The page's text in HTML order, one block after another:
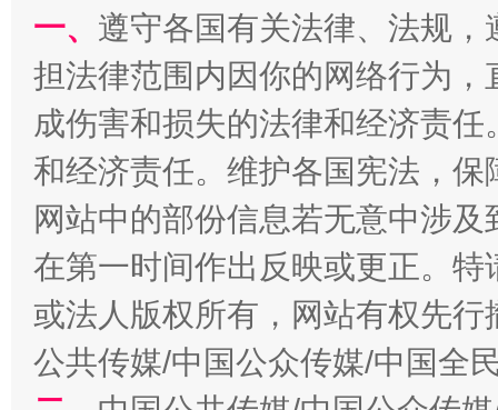
揭开“小金库”的免责幌子
受贿1.44亿！段成刚被判无期 从幼
一、 遵守各国有关法律、法规
担法律范围内因你的网络行为
成伤害和损失的法律和经济责
和经济责任。维护各国宪法，
网站中的部份信息若无意中涉
在第一时间作出反映或更正。
或法人版权所有，网站有权先
公共传媒/中国公众传媒/中国全